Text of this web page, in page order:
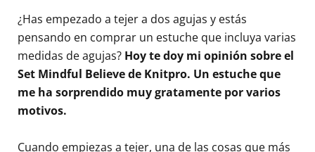
¿Has empezado a tejer a dos agujas y estás
pensando en comprar un estuche que incluya varias
medidas de agujas? Hoy te doy mi opinión sobre el
Set Mindful Believe de Knitpro. Un estuche que
me ha sorprendido muy gratamente por varios
motivos.
Cuando empiezas a tejer, una de las cosas que más